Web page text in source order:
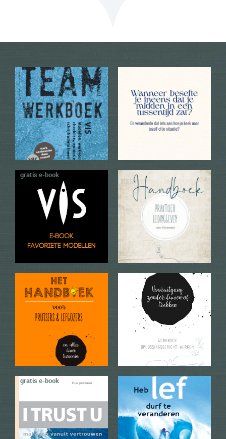
gratis e-book
een mini…
geschreven voor
Het Handboek voor
prutsers en lefgozers
In 'het Handboek voor
prutsers en lefgozers' gaat
het over jouw…
info + bestellen
Werkboek
Oplossingsgericht Werken
(OGW)
info + bestellen
gratis e-book
I Trust You
(Gratis e-book, .pdf-file) Wij
groeien door vertrouwen.
En kwijnen…
LEF (Paper Back)
Dit boek gaat over
veranderen: hoe de lezer
stapsgewijs…
info + bestellen
Team Management
en daarmee worden
teams…
info + bestellen
Nieuwe leiders gevonden
Het is tijd voor ander,
nieuw leiderschap. De
grote…
info + bestellen
Korte bodyscan Lange zitmeditatie